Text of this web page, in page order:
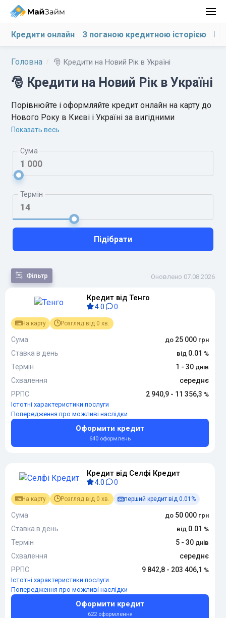
Кредити онлайн З поганою кредитною історією На
Головна 🎅 Кредити на Новий Рік в Україні
🎅 Кредити на Новий Рік в Україні
Порівнюйте і оформляйте кредит онлайн на карту до
Нового Року в Києві і Україні за вигідними
святковим умов. Гроші на карту в новорічні свята
Показать весь
Сума
Термін
Підібрати
Фільтр
За
За сумою
За терміном
За
За новизною
Оновлено 07.08.2026
Кредит від Тенго
4.0 0
На карту Розгляд від 0 хв.
Сума
25 000
Ставка в день
0.01
Термін
1 - 30
Схвалення
середнє
РРПС
2 940,9 - 11 356,3
Істотні характеристики послуги
Попередження про можливі наслідки
Оформити кредит
640 оформлень
Кредит від Селфі Кредит
4.0 0
На карту Розгляд від 0 хв. перший кредит від 0.01%
Сума
50 000
Ставка в день
0.01
Термін
5 - 30
Схвалення
середнє
РРПС
9 842,8 - 203 406,1
Істотні характеристики послуги
Попередження про можливі наслідки
Оформити кредит
622 оформлення